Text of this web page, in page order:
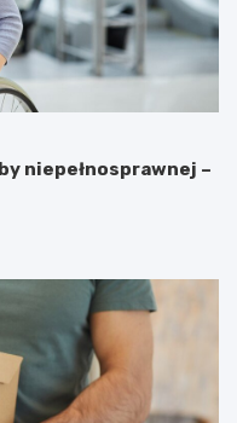
niepełnosprawnej –